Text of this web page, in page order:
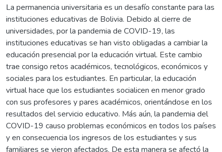
La permanencia universitaria es un desafío constante para las
instituciones educativas de Bolivia. Debido al cierre de
universidades, por la pandemia de COVID-19, las
instituciones educativas se han visto obligadas a cambiar la
educación presencial por la educación virtual. Este cambio
trae consigo retos académicos, tecnológicos, económicos y
sociales para los estudiantes. En particular, la educación
virtual hace que los estudiantes socialicen en menor grado
con sus profesores y pares académicos, orientándose en los
resultados del servicio educativo. Más aún, la pandemia del
COVID-19 causo problemas económicos en todos los países
y en consecuencia los ingresos de los estudiantes y sus
familiares se vieron afectados. De esta manera se afectó la